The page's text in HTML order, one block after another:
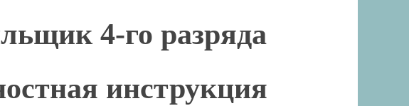
4-го разряда
инструкция